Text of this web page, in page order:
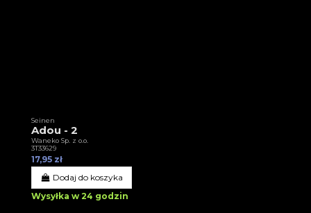
Seinen
Adou - 2
Waneko Sp. z o.o.
3T33629
17,95 zł
Dodaj do koszyka
Wysyłka w 24 godzin